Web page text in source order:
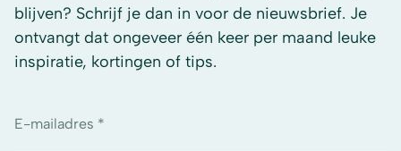
blijven? Schrijf je dan in voor de nieuwsbrief. Je
ontvangt dat ongeveer één keer per maand leuke
inspiratie, kortingen of tips.
E-mailadres *